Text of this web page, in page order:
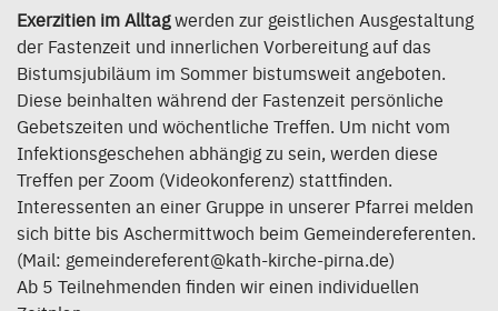
Exerzitien im Alltagwerden zur geistlichen Ausgestaltung
der Fastenzeit und innerlichen Vorbereitung auf das
Bistumsjubiläum im Sommer bistumsweit angeboten.
Diese beinhalten während der Fastenzeit persönliche
Gebetszeiten und wöchentliche Treffen. Um nicht vom
Infektionsgeschehen abhängig zu sein, werden diese
Treffen per Zoom (Videokonferenz) stattfinden.
Interessenten an einer Gruppe in unserer Pfarrei melden
sich bitte bis Aschermittwoch beim Gemeindereferenten.
(Mail: gemeindereferent@kath-kirche-pirna.de)
Ab 5 Teilnehmenden finden wir einen individuellen